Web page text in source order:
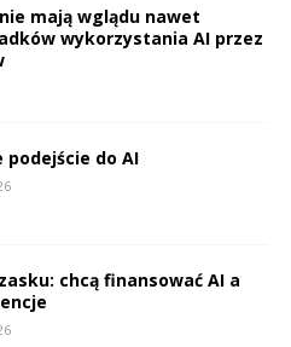
mają wglądu nawet
wykorzystania AI przez
podejście do AI
chcą finansować AI a